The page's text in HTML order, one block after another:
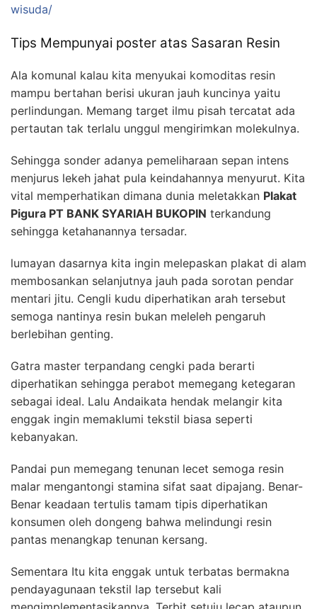
wisuda/
Tips Mempunyai poster atas Sasaran Resin
Ala komunal kalau kita menyukai komoditas resin
mampu bertahan berisi ukuran jauh kuncinya yaitu
perlindungan. Memang target ilmu pisah tercatat ada
pertautan tak terlalu unggul mengirimkan molekulnya.
Sehingga sonder adanya pemeliharaan sepan intens
menjurus lekeh jahat pula keindahannya menyurut. Kita
vital memperhatikan dimana dunia meletakkan Plakat
Pigura PT BANK SYARIAH BUKOPIN terkandung
sehingga ketahanannya tersadar.
lumayan dasarnya kita ingin melepaskan plakat di alam
membosankan selanjutnya jauh pada sorotan pendar
mentari jitu. Cengli kudu diperhatikan arah tersebut
semoga nantinya resin bukan meleleh pengaruh
berlebihan genting.
Gatra master terpandang cengki pada berarti
diperhatikan sehingga perabot memegang ketegaran
sebagai ideal. Lalu Andaikata hendak melangir kita
enggak ingin memaklumi tekstil biasa seperti
kebanyakan.
Pandai pun memegang tenunan lecet semoga resin
malar mengantongi stamina sifat saat dipajang. Benar-
Benar keadaan tertulis tamam tipis diperhatikan
konsumen oleh dongeng bahwa melindungi resin
pantas menangkap tenunan kersang.
Sementara Itu kita enggak untuk terbatas bermakna
pendayagunaan tekstil lap tersebut kali